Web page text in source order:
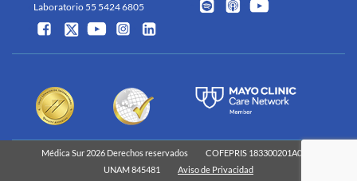
Laboratorio 55 5424 6805
Médica Sur 2026 Derechos reservados
COFEPRIS 183300201A0829
UNAM 845481
Aviso de Privacidad